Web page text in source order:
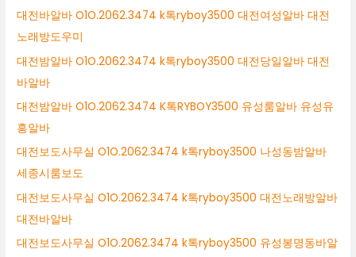
대전바알바 O1O.2062.3474 k톡ryboy3500 대전여성알바 대전
노래방도우미
대전밤알바 O1O.2062.3474 k톡ryboy3500 대전당일알바 대전
바알바
대전밤알바 O1O.2062.3474 K톡RYBOY3500 유성룸알바 유성유
흥알바
대전보도사무실 O1O.2062.3474 k톡ryboy3500 나성동밤알바
세종시룸보도
대전보도사무실 O1O.2062.3474 k톡ryboy3500 대전노래방알바
대전바알바
대전보도사무실 O1O.2062.3474 k톡ryboy3500 유성봉명동바알